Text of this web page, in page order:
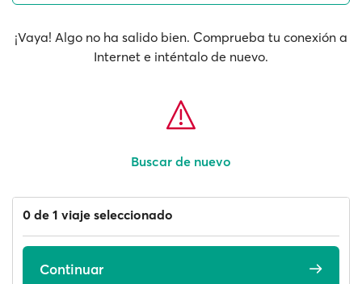
¡Vaya! Algo no ha salido bien. Comprueba tu conexión a
Internet e inténtalo de nuevo.
Buscar de nuevo
0 de 1 viaje seleccionado
Continuar